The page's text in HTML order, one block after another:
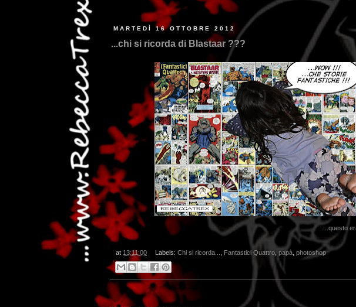
MARTEDÌ 16 OTTOBRE 2012
...chi si ricorda di Blastaar ???
...questo
at 13:11:00 Labels: Chi si ricorda... Fantastici Quattro, papà, photoshop
...dai non perdere tempo,